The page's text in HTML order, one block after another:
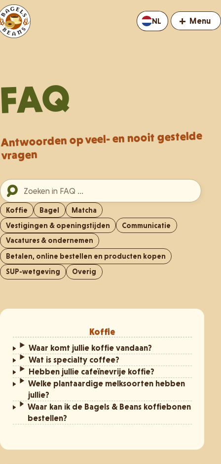
+ Menu
NL
Antwoorden op veel- en nooit gestelde
vragen
Koffie Bagel
Matcha
Vestigingen & openingstijden
Communicatie
Vacatures & ondernemen
Betalen, online bestellen en producten kopen
SUP-wetgeving
Overig
Koffie
Waar komt jullie koffie vandaan?
Wat is specialty coffee?
Hebben jullie cafeïnevrije koffie?
Welke plantaardige melksoorten hebben
jullie?
Waar kan ik de Bagels & Beans koffiebonen
bestellen?